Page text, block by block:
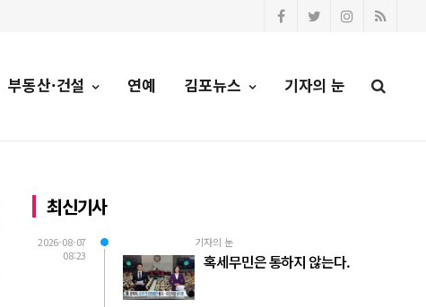
부동산·건설 연예 김포뉴스 기자의 눈
최신기사
2026-08-07
08:23
기자의 눈
혹세무민은 통하지 않는다.